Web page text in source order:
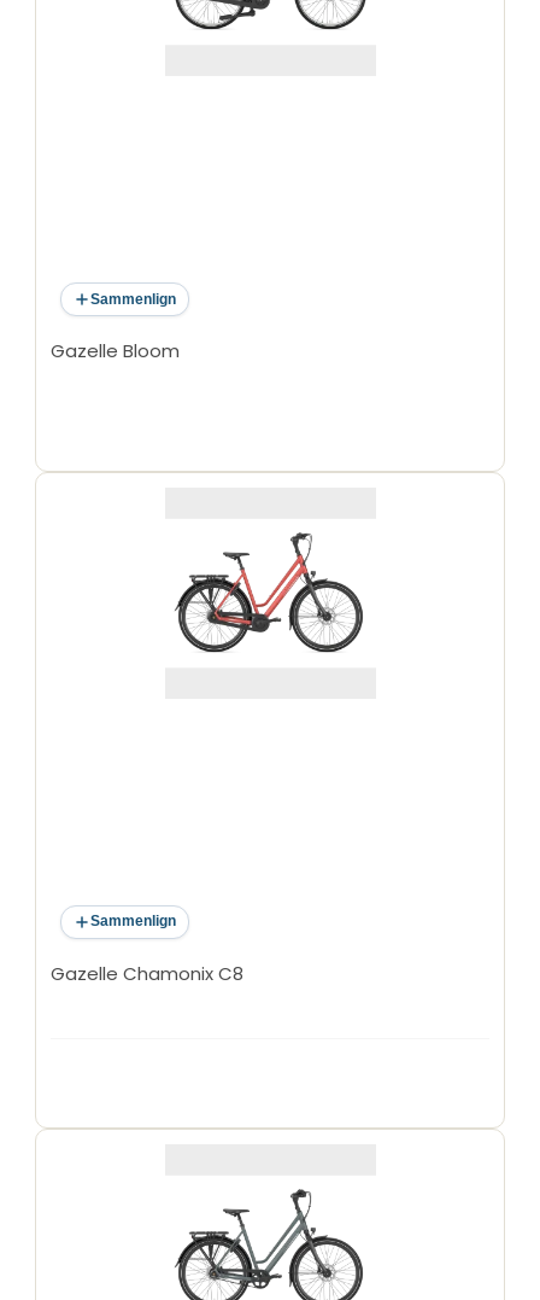
Sammenlign
Gazelle Bloom
Sammenlign
Gazelle Chamonix C8